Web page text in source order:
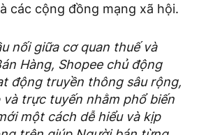
các cộng đồng mạng xã hội.
nối giữa cơ quan thuế và
Hàng, Shopee chủ động
động truyền thông sâu rộng,
trực tuyến nhằm phổ biến
một cách dễ hiểu và kịp